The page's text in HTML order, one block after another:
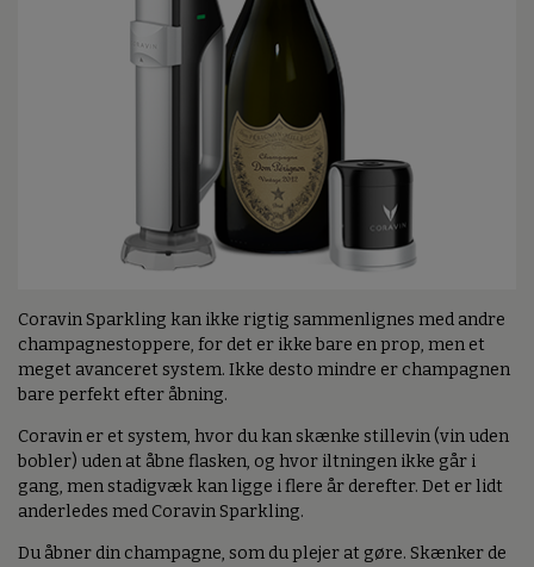
Coravin Sparkling kan ikke rigtig sammenlignes med andre
champagnestoppere, for det er ikke bare en prop, men et
meget avanceret system. Ikke desto mindre er champagnen
bare perfekt efter åbning.
Coravin er et system, hvor du kan skænke stillevin (vin uden
bobler) uden at åbne flasken, og hvor iltningen ikke går i
gang, men stadigvæk kan ligge i flere år derefter. Det er lidt
anderledes med Coravin Sparkling.
Du åbner din champagne, som du plejer at gøre. Skænker de